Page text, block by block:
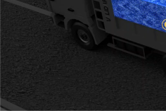
VI-VMS-W 是一款基于
控、高精度测量和库存可视
能，扫描速度快
了解